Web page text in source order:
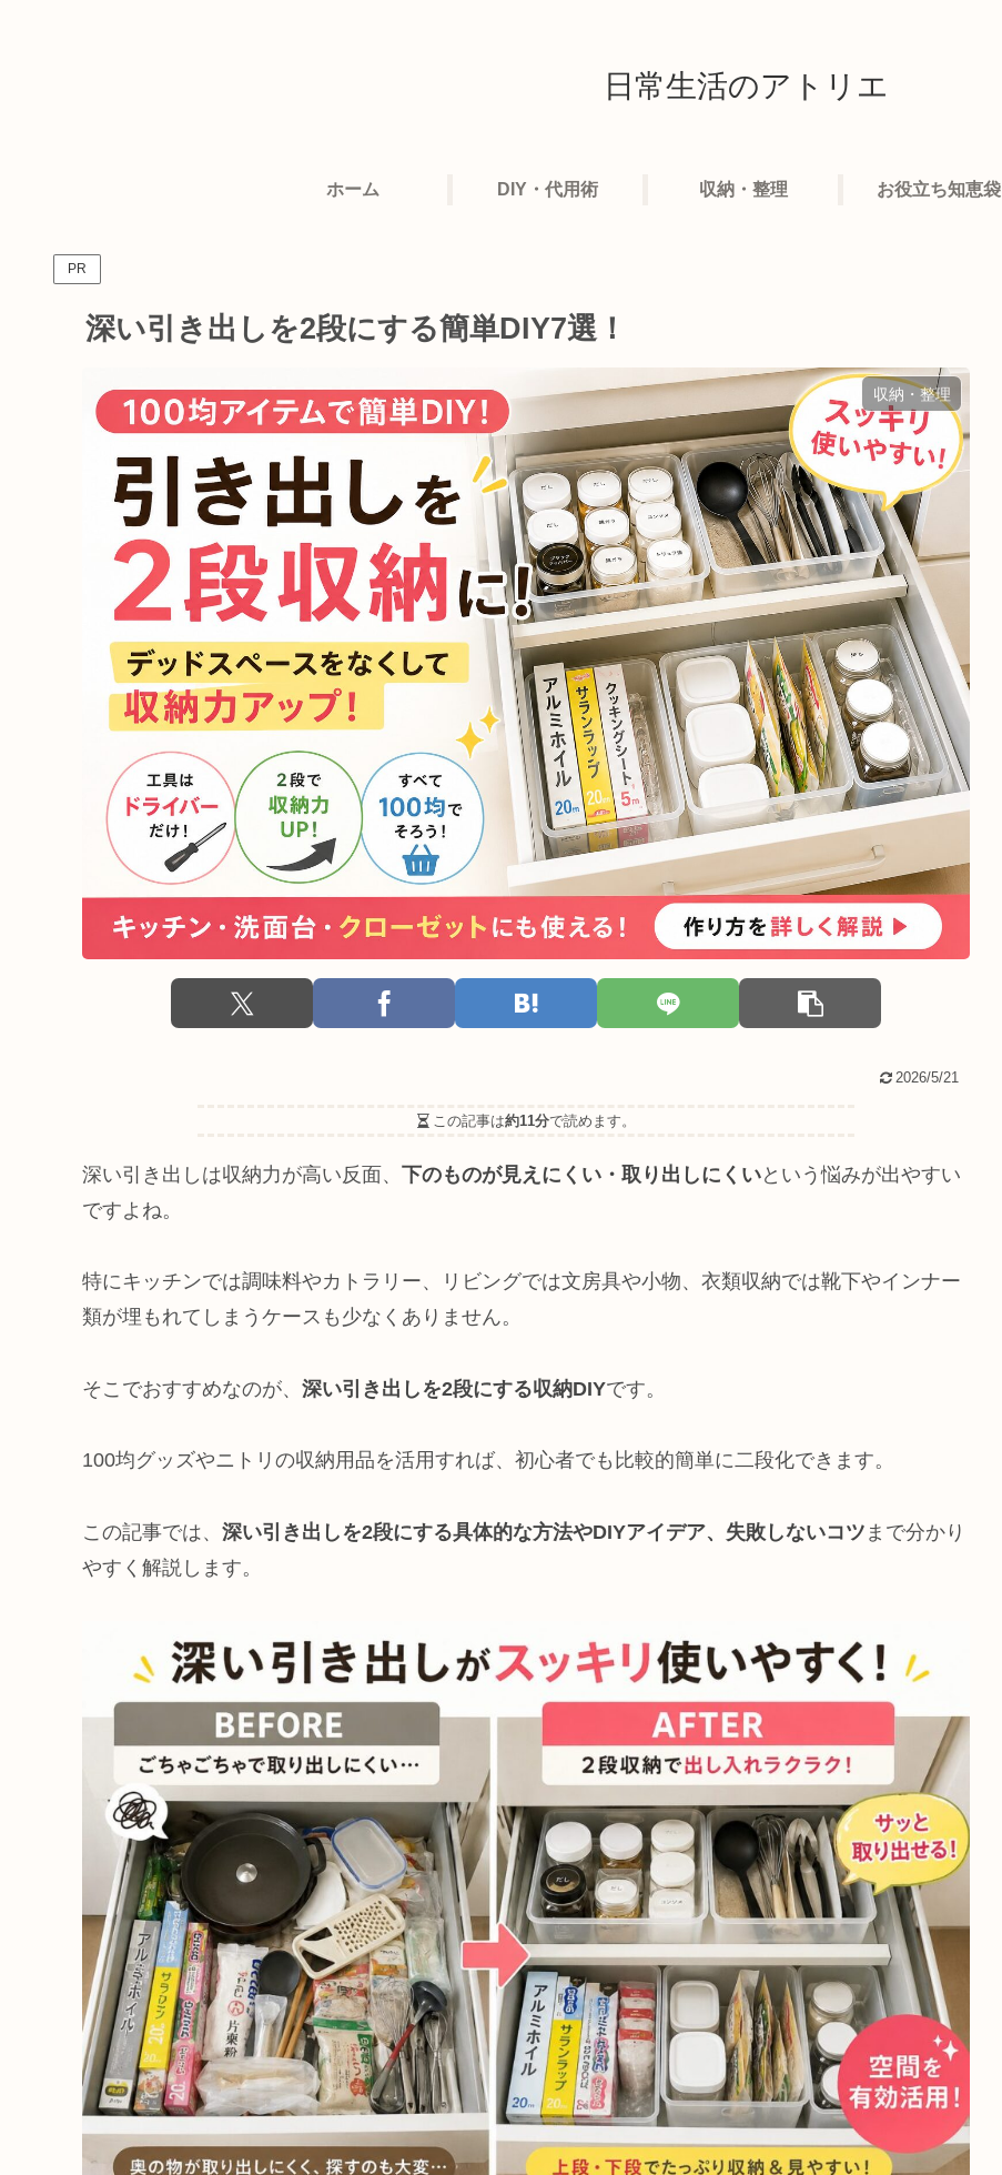
日常生活のアトリエ
ホーム DIY・代用術 収納・整理 お役立ち知恵袋
PR
深い引き出しを2段にする簡単DIY7選！
収納・整理
2026/5/21
この記事は約11分で読めます。
深い引き出しは収納力が高い反面、 下のものが見えにくい・取り出しにくいという悩みが出やすい
ですよね。
特にキッチンでは調味料やカトラリー、リビングでは文房具や小物、衣類収納では靴下やインナー
類が埋もれてしまうケースも少なくありません。
そこでおすすめなのが、 深い引き出しを2段にする収納DIYです。
100均グッズやニトリの収納用品を活用すれば、初心者でも比較的簡単に二段化できます。
この記事では、 深い引き出しを2段にする具体的な方法やDIYアイデア、失敗しないコツ まで分かり
やすく解説します。